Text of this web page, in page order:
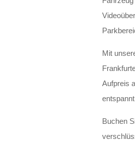
Mit
Aufpreis
Buchen